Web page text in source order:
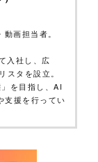
動画担当者。
入社し、広
タを設立。
を目指し、AI
支援を行ってい